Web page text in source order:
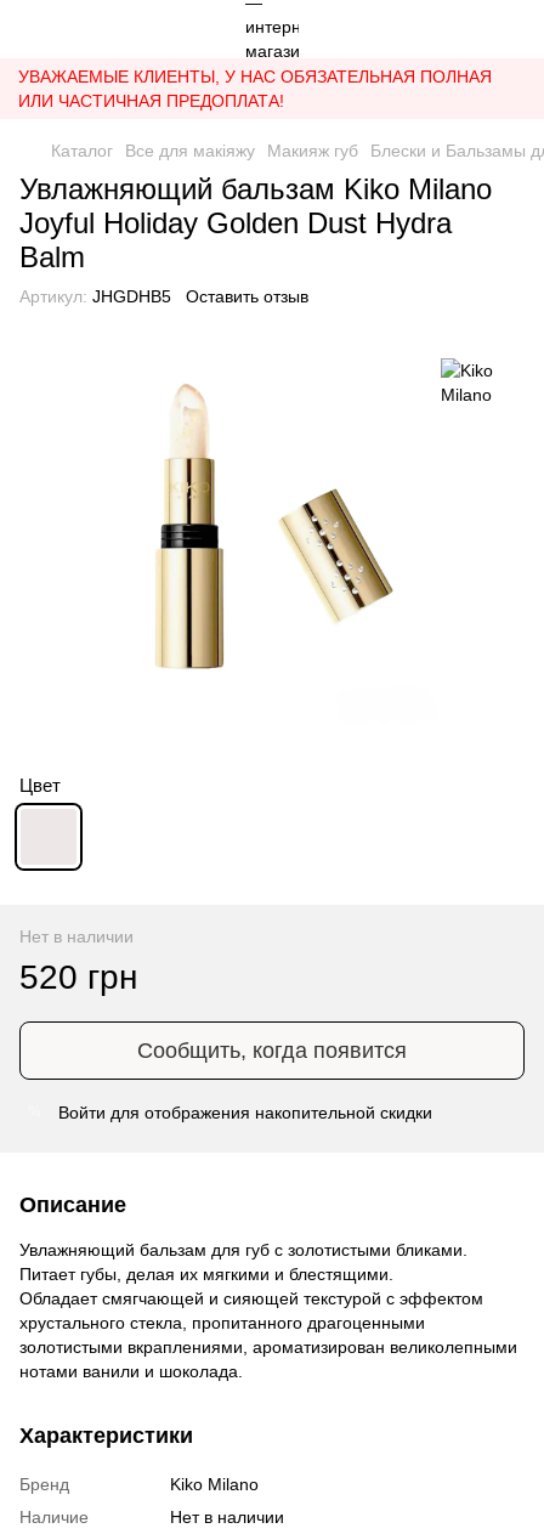
УВАЖАЕМЫЕ КЛИЕНТЫ, У НАС ОБЯЗАТЕЛЬНАЯ ПОЛНАЯ
ИЛИ ЧАСТИЧНАЯ ПРЕДОПЛАТА!
Каталог Все для макіяжу Макияж губ Блески и Бальзамы
Увлажняющий бальзам Kiko Milano
Joyful Holiday Golden Dust Hydra
Balm
Артикул: JHGDHB5 Оставить отзыв
Цвет
Нет в наличии
520 грн
Сообщить, когда появится
Войти для отображения накопительной скидки
Описание
Увлажняющий бальзам для губ с золотистыми бликами.
Питает губы, делая их мягкими и блестящими.
Обладает смягчающей и сияющей текстурой с эффектом
хрустального стекла, пропитанного драгоценными
золотистыми вкраплениями, ароматизирован великолепными
нотами ванили и шоколада.
Характеристики
Бренд
Kiko Milano
Наличие
Нет в наличии